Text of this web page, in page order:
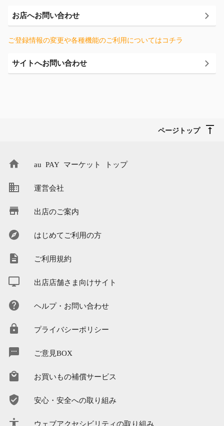
お店へお問い合わせ
ご登録情報の変更や各種機能のご利用についてはコチラ
サイトへお問い合わせ
ページトップ
au PAY マーケット トップ
運営会社
出店のご案内
はじめてご利用の方
ご利用規約
出店店舗さま向けサイト
ヘルプ・お問い合わせ
プライバシーポリシー
ご意見BOX
お買いもの補償サービス
安心・安全への取り組み
ウェブアクセシビリティの取り組み